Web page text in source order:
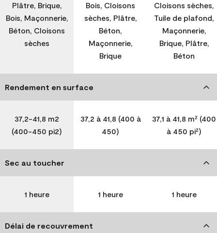
Plâtre, Brique,
Bois, Maçonnerie,
Béton, Cloisons
sèches
Bois, Cloisons
sèches, Plâtre,
Béton,
Maçonnerie,
Brique
Cloisons sèches,
Tuile de plafond,
Maçonnerie,
Brique, Plâtre,
Béton
Rendement en surface
37,2-41,8 m2
(400-450 pi2)
37,2 à 41,8 (400 à
450)
37,1 à 41,8 m² (400
à 450 pi²)
Sec au toucher
1 heure 1 heure 1 heure
Délai de recouvrement